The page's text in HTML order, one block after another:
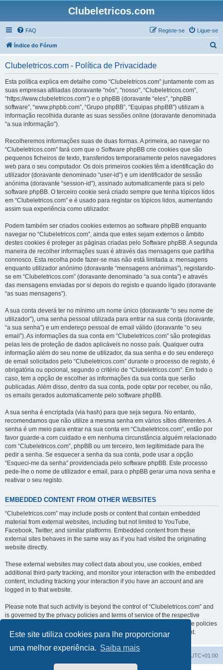
Este site utiliza cookies para lhe proporcionar
uma melhor experiência. Saiba mais
Clubeletricos.com
FAQ Ligue-se
Registe-se
Índice do Fórum
Clubeletricos.com - Política de Privacidade
Esta política explica em detalhe como “Clubeletricos.com” juntamente com as
suas empresas afiliadas (doravante "nós", "nosso", “Clubeletricos.com”,
“https://www.clubeletricos.com”) e o phpBB (doravante “eles”, “phpBB
software”, “www.phpbb.com”, “Grupo phpBB”, “Equipas phpBB”) utilizam a
informação recolhida durante as suas sessões online (doravante denominada
“a sua informação”).
Recolheremos informações suas de duas formas. A primeira, ao navegar no
“Clubeletricos.com” fará com que o Software phpBB crie cookies que são
pequenos ficheiros de texto, transferidos temporariamente pelos navegadores
web para o seu computador. Os dois primeiros cookies têm a identificação do
utilizador (doravante denominado “user-id”) e um identificador de sessão
anónima (doravante “session-id”), assinado automaticamente para si pelo
software phpBB. O terceiro cookie será criado sempre que tenha tópicos lidos
em “Clubeletricos.com” e é usado para registar os tópicos lidos, aumentando
assim sua experiência como utilizador.
Podem também ser criados cookies externos ao software phpBB enquanto
navegar no “Clubeletricos.com”, ainda que estes sejam externos o âmbito
destes cookies é proteger as páginas criadas pelo Software phpBB. A segunda
maneira de recolher informações suas é através das mensagens que partilha
connosco. Esta recolha pode fazer-se mas não está limitada a: mensagens
enquanto utilizador anónimo (doravante “mensagens anónimas”), registando-
se em “Clubeletricos.com” (doravante denominado “a sua conta”) e através
das mensagens enviadas por si depois do registo e quando ligado (doravante
“as suas mensagens”).
A sua conta deverá ter no mínimo um nome único (doravante “o seu nome de
utilizador”), uma senha pessoal utilizada para entrar na sua conta (doravante,
“a sua senha”) e um endereço pessoal de email válido (doravante “o seu
email”). As informações da sua conta em “Clubeletricos.com” são protegidas
pelas leis de proteção de dados aplicáveis no nosso país. Qualquer outra
informação além do seu nome de utilizador, da sua senha e do seu endereço
de email solicitados pelo “Clubeletricos.com” durante o processo de registo, é
obrigatória ou opcional, segundo o critério de “Clubeletricos.com”. Em todo o
caso, tem a opção de escolher as informações da sua conta que serão
publicadas. Além disso, dentro da sua conta, pode optar por receber, ou não,
os emails gerados automaticamente pelo software phpBB.
A sua senha é encriptada (via hash) para que seja segura. No entanto,
recomendamos que não utilize a mesma senha em vários sítios diferentes. A
senha é um meio para entrar na sua conta em “Clubeletricos.com”, então por
favor guarde-a com cuidado e em nenhuma circunstância alguém relacionado
com “Clubeletricos.com”, phpBB ou um terceiro, tem legitimidade para lhe
pedir a senha. Se esquecer a senha da sua conta, pode usar a opção
“Esqueci-me da senha” providenciada pelo software phpBB. Este processo
pede-lhe o nome de utilizador e email, para o phpBB gerar uma nova senha e
reativar o seu registo.
EMBEDDED CONTENT FROM OTHER WEBSITES
“Clubeletricos.com” may include posts or content that contain embedded
material from external websites, including but not limited to YouTube,
Facebook, Twitter, and similar platforms. Embedded content from these
external sites behaves in the same way as if you had visited the originating
website directly.
These external websites may collect data about you, use cookies, embed
additional third-party tracking, and monitor your interaction with the embedded
content, including tracking your interaction if you have an account and are
logged in to that website.
Please note that such activity is beyond the control of “Clubeletricos.com” and
is governed by the privacy policies and terms of service of the respective
external websites. We encourage you to review the privacy and cookie policies
of any third-party services you interact with through embedded content.
UTC+01:00